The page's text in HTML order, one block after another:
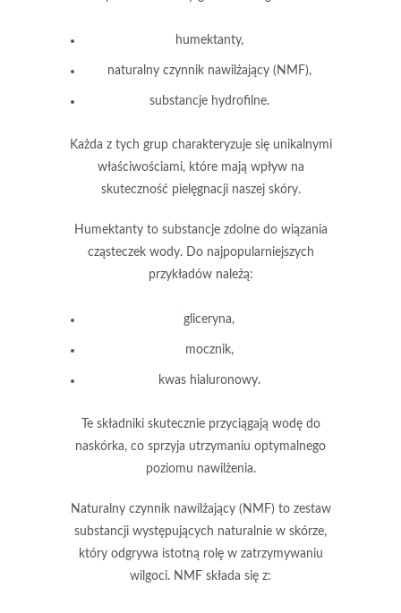
humektanty,
naturalny czynnik nawilżający (NMF),
substancje hydrofilne.
Każda z tych grup charakteryzuje się unikalnymi
właściwościami, które mają wpływ na
skuteczność pielęgnacji naszej skóry.
Humektantyto substancje zdolne do wiązania
cząsteczek wody. Do najpopularniejszych
przykładów należą:
gliceryna,
mocznik,
kwas hialuronowy.
Te składniki skutecznie przyciągają wodę do
naskórka, co sprzyja utrzymaniu optymalnego
poziomu nawilżenia.
Naturalny czynnik nawilżający (NMF) to zestaw
substancji występujących naturalnie w skórze,
który odgrywa istotną rolę w zatrzymywaniu
wilgoci. NMF składa się z: